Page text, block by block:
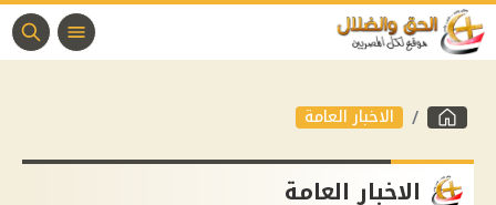
الاخبار العامة
الاخبار العامة